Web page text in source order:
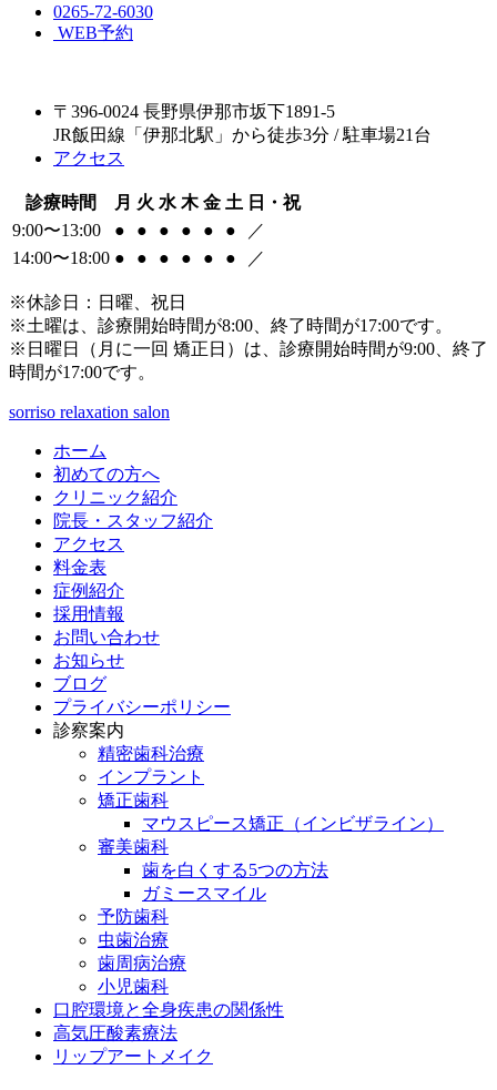
0265-72-6030
WEB予約
〒396-0024 長野県伊那市坂下1891-5
JR飯田線「伊那北駅」から徒歩3分 / 駐車場21台
アクセス
診療時間 月 火 水 木 金 土 日・祝
9:00〜13:00
● ● ● ● ● ●
／
14:00〜18:00 ● ● ● ● ● ● ／
※休診日：日曜、祝日
※土曜は、診療開始時間が8:00、終了時間が17:00です。
※日曜日（月に一回 矯正日）は、診療開始時間が9:00、終了
時間が17:00です。
sorriso relaxation salon
ホーム
初めての方へ
クリニック紹介
院長・スタッフ紹介
アクセス
料金表
症例紹介
採用情報
お問い合わせ
お知らせ
ブログ
プライバシーポリシー
診察案内
精密歯科治療
インプラント
矯正歯科
マウスピース矯正（インビザライン）
審美歯科
歯を白くする5つの方法
ガミースマイル
予防歯科
虫歯治療
歯周病治療
小児歯科
口腔環境と全身疾患の関係性
高気圧酸素療法
リップアートメイク